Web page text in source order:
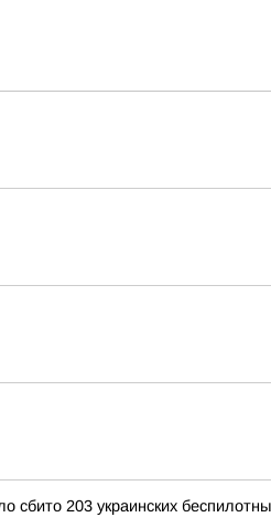
203 украинских